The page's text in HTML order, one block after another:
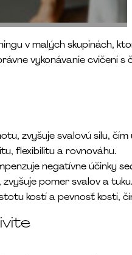
v malých skupinách,
vykonávanie cvičení s
zvyšuje svalovú silu,
flexibilitu a rovnováhu.
negatívne účinky
zvyšuje pomer svalov a
kostí a pevnosť kostí,